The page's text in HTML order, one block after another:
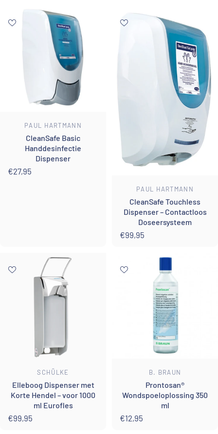
Leverancier:
PAUL HARTMANN
CleanSafe Basic
Handdesinfectie
Dispenser
€27,95
Leverancier:
PAUL HARTMANN
CleanSafe Touchless
Dispenser – Contactloos
Doseersysteem
€99,95
Leverancier:
SCHÜLKE
Elleboog Dispenser met
Korte Hendel – voor 1000
ml Eurofles
€99,95
Leverancier:
B. BRAUN
Prontosan®
Wondspoeloplossing 350
ml
€12,95